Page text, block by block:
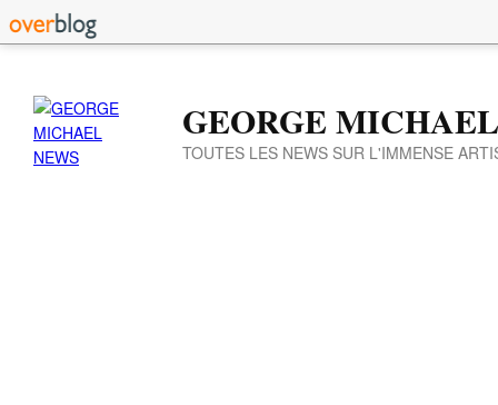
GEORGE
TOUTES LES NEWS SUR L'IMMENSE